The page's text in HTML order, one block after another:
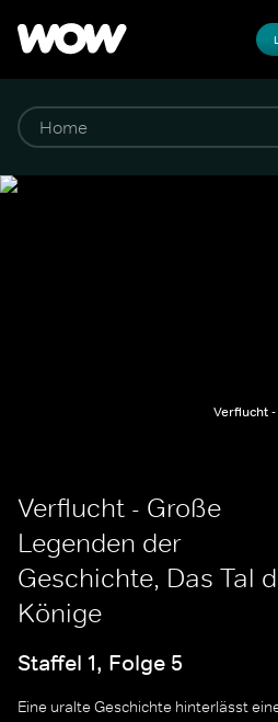
Verflucht
Verflucht - Große
Legenden der
Geschichte, Das Tal
Könige
Staffel 1, Folge 5
Eine uralte Geschichte hinterlässt